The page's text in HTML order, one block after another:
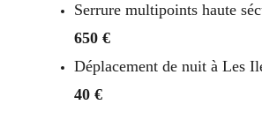
Serrure multipoints haute
650 €
Déplacement de nuit à Les
40 €